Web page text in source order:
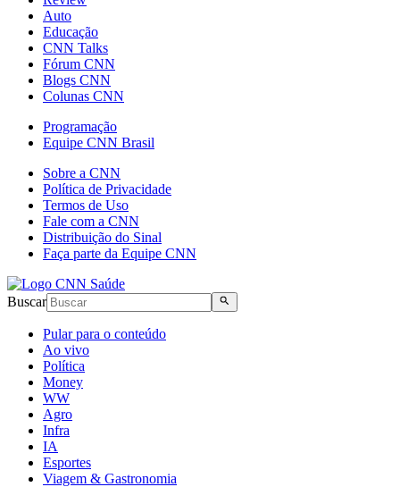
Auto
Educação
CNN Talks
Fórum CNN
Blogs CNN
Colunas CNN
Programação
Equipe CNN Brasil
Sobre a CNN
Política de Privacidade
Termos de Uso
Fale com a CNN
Distribuição do Sinal
Faça parte da Equipe CNN
Buscar
Pular para o conteúdo
Ao vivo
Política
Money
WW
Agro
Infra
IA
Esportes
Viagem & Gastronomia